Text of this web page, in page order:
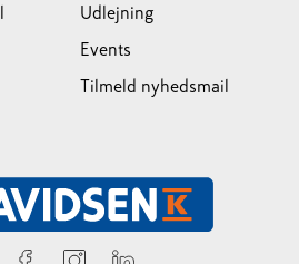
Udlejning
Events
Tilmeld nyhedsmail